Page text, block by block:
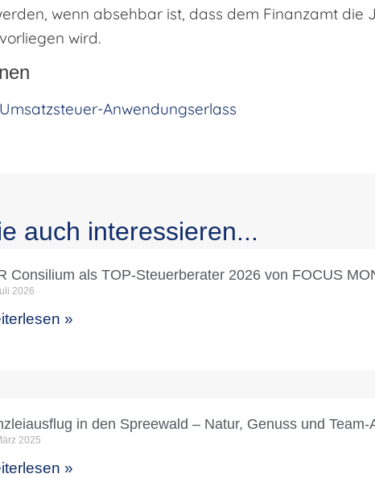
wenn absehbar ist, dass dem Finanzamt die
wird.
Umsatzsteuer-Anwendungserlass
auch interessieren...
Consilium als TOP-Steuerberater 2026 von FOCUS
2026
»
in den Spreewald – Natur, Genuss und Team-
2025
»